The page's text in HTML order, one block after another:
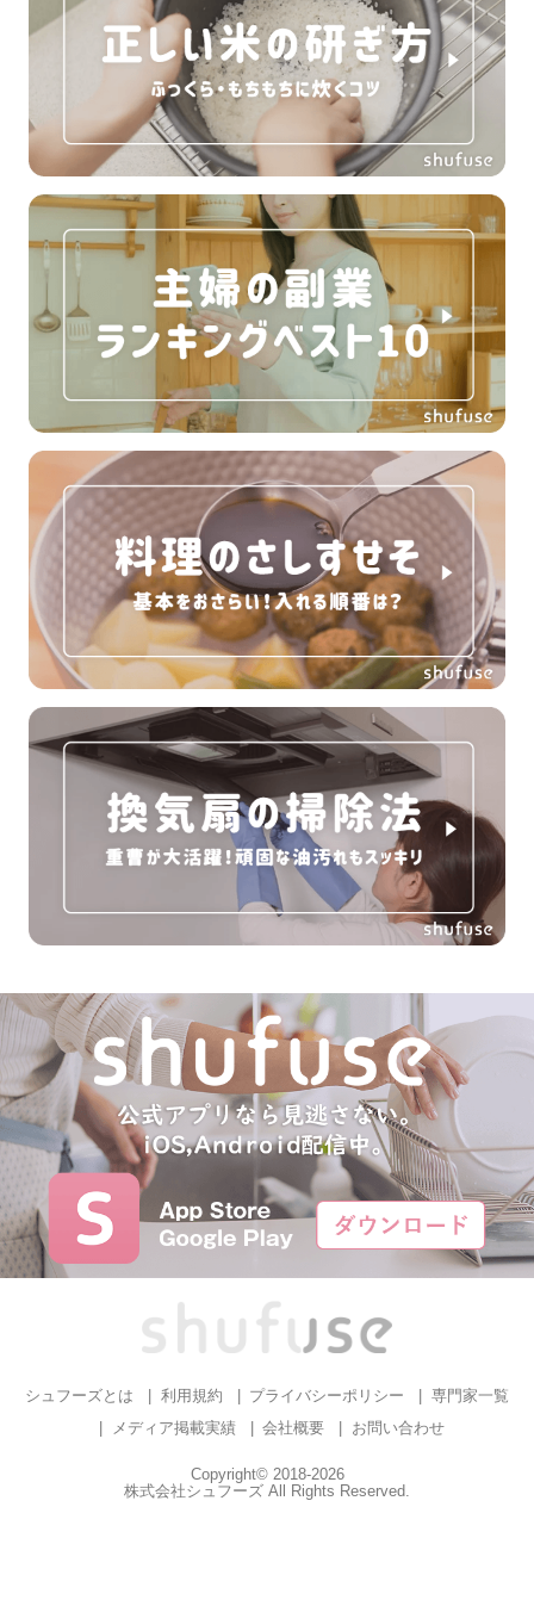
シュフーズとは 利用規約 プライバシーポリシー
専門家一覧
メディア掲載実績
会社概要 お問い合わせ
Copyright© 2018-2026
株式会社シュフーズ All Rights Reserved.